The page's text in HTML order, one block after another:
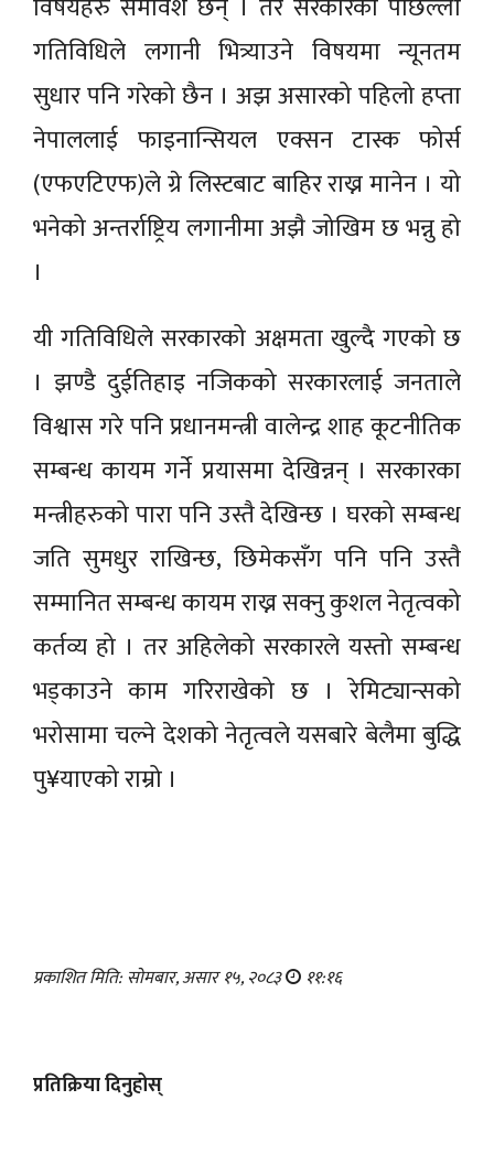
गतिविधिले लगानी भित्र्याउने विषयमा न्यूनतम
सुधार पनि गरेको छैन । अझ असारको पहिलो हप्ता
नेपाललाई फाइनान्सियल एक्सन टास्क फोर्स
(एफएटिएफ)ले ग्रे लिस्टबाट बाहिर राख्न मानेन । यो
भनेको अन्तर्राष्ट्रिय लगानीमा अझै जोखिम छ भन्नु हो
।
यी गतिविधिले सरकारको अक्षमता खुल्दै गएको छ
। झण्डै दुईतिहाइ नजिकको सरकारलाई जनताले
विश्वास गरे पनि प्रधानमन्त्री वालेन्द्र शाह कूटनीतिक
सम्बन्ध कायम गर्ने प्रयासमा देखिन्नन् । सरकारका
मन्त्रीहरुको पारा पनि उस्तै देखिन्छ । घरको सम्बन्ध
जति सुमधुर राखिन्छ, छिमेकसँग पनि पनि उस्तै
सम्मानित सम्बन्ध कायम राख्न सक्नु कुशल नेतृत्वको
कर्तव्य हो । तर अहिलेको सरकारले यस्तो सम्बन्ध
भड्काउने काम गरिराखेको छ । रेमिट्यान्सको
भरोसामा चल्ने देशको नेतृत्वले यसबारे बेलैमा बुद्धि
पु¥याएको राम्रो ।
प्रकाशित मिति: सोमबार, असार १५, २०८३ ११:१६
प्रतिक्रिया दिनुहोस्